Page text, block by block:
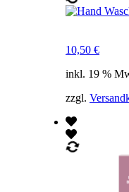
10,50 €
inkl. 19 %
zzgl.